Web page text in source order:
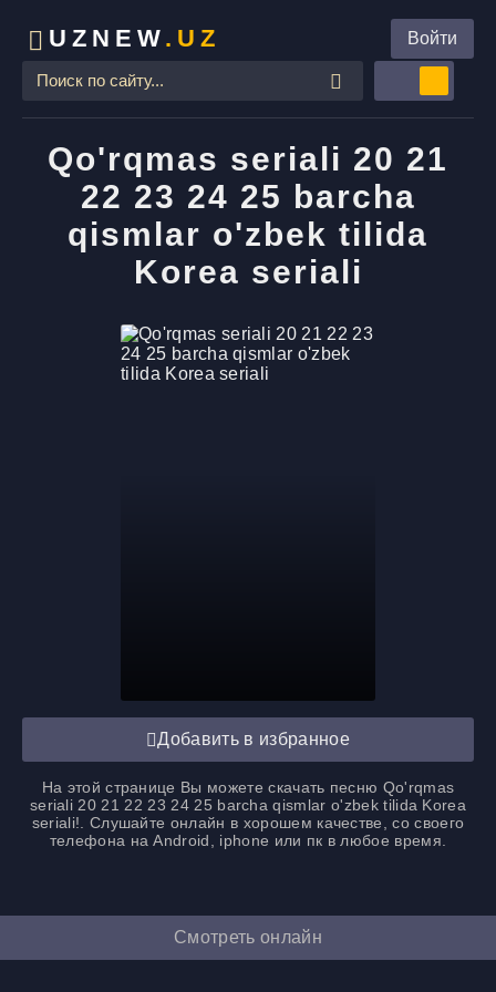
UZNEW .UZ Войти
Qo'rqmas seriali 20 21
22 23 24 25 barcha
qismlar o'zbek tilida
Korea seriali
Добавить в избранное
На этой странице Вы можетескачать песню Qo'rqmas
seriali 20 21 22 23 24 25 barcha qismlar o'zbek tilida Korea
seriali!. Слушайте онлайн в хорошем качестве, со своего
телефона на Android, iphone или пк в любое время.
Смотреть онлайн